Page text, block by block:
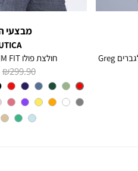
חולצה מכופתרת עם שרוולים ארוכים לגברים Greg
מבצעי
חולצת פולו SLIM FIT מבד מנדף
מחיר
רגיל
299.90 ₪